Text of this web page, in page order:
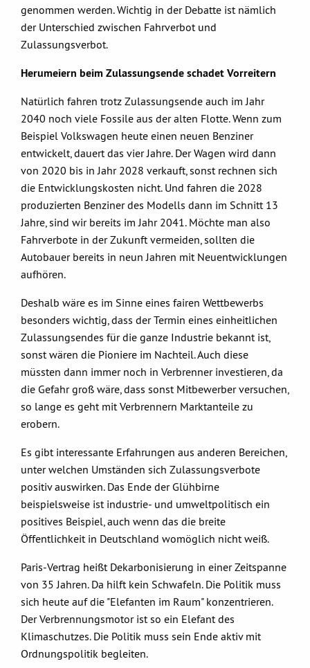
genommen werden. Wichtig in der Debatte ist nämlich
der Unterschied zwischen Fahrverbot und
Zulassungsverbot.
Herumeiern beim Zulassungsende schadet Vorreitern
Natürlich fahren trotz Zulassungsende auch im Jahr
2040 noch viele Fossile aus der alten Flotte. Wenn zum
Beispiel Volkswagen heute einen neuen Benziner
entwickelt, dauert das vier Jahre. Der Wagen wird dann
von 2020 bis in Jahr 2028 verkauft, sonst rechnen sich
die Entwicklungskosten nicht. Und fahren die 2028
produzierten Benziner des Modells dann im Schnitt 13
Jahre, sind wir bereits im Jahr 2041. Möchte man also
Fahrverbote in der Zukunft vermeiden, sollten die
Autobauer bereits in neun Jahren mit Neuentwicklungen
aufhören.
Deshalb wäre es im Sinne eines fairen Wettbewerbs
besonders wichtig, dass der Termin eines einheitlichen
Zulassungsendes für die ganze Industrie bekannt ist,
sonst wären die Pioniere im Nachteil. Auch diese
müssten dann immer noch in Verbrenner investieren, da
die Gefahr groß wäre, dass sonst Mitbewerber versuchen,
so lange es geht mit Verbrennern Marktanteile zu
erobern.
Es gibt interessante Erfahrungen aus anderen Bereichen,
unter welchen Umständen sich Zulassungsverbote
positiv auswirken. Das Ende der Glühbirne
beispielsweise ist industrie- und umweltpolitisch ein
positives Beispiel, auch wenn das die breite
Öffentlichkeit in Deutschland womöglich nicht weiß.
Paris-Vertrag heißt Dekarbonisierung in einer Zeitspanne
von 35 Jahren. Da hilft kein Schwafeln. Die Politik muss
sich heute auf die "Elefanten im Raum" konzentrieren.
Der Verbrennungsmotor ist so ein Elefant des
Klimaschutzes. Die Politik muss sein Ende aktiv mit
Ordnungspolitik begleiten.